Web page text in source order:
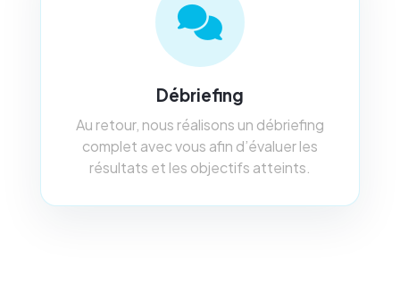
Débriefing
Au retour, nous réalisons un débriefing
complet avec vous afin d’évaluer les
résultats et les objectifs atteints.